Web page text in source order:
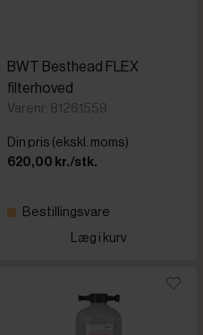
BWT Besthead FLEX
filterhoved
Varenr: 81261559
Din pris (ekskl. moms)
620,00 kr./stk.
Bestillingsvare
Læg i kurv